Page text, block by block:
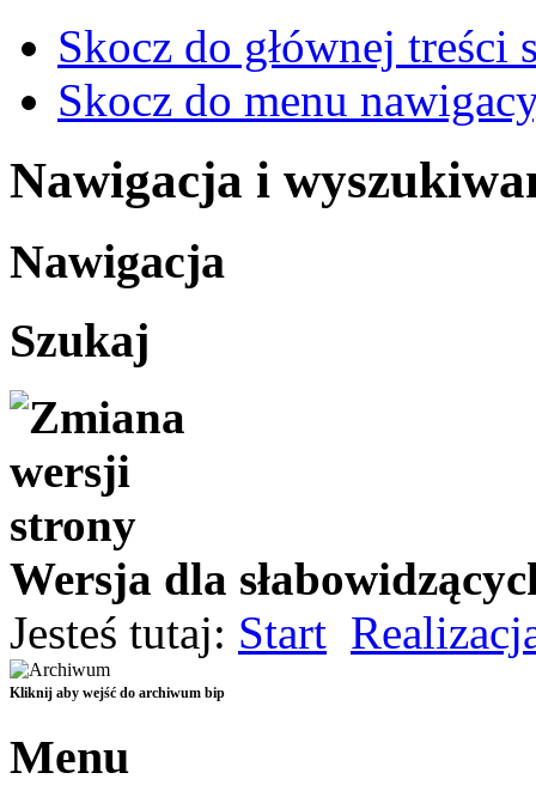
Skocz do głównej treści
Skocz do menu
Nawigacja i
Nawigacja
Szukaj
Wersja dla
Czarno-Żółta
Czarno-Biała
Standardowa
Jesteś tutaj: Start
Kliknij aby wejść do archiwum bip
Menu